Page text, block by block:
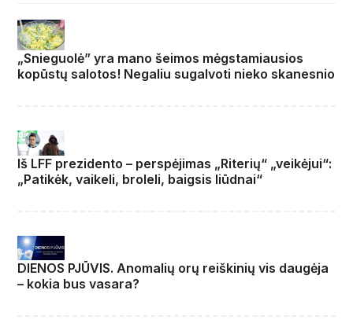
„Snieguolė” yra mano šeimos mėgstamiausios
kopūstų salotos! Negaliu sugalvoti nieko skanesnio
Iš LFF prezidento – perspėjimas „Riterių“ „veikėjui“:
„Patikėk, vaikeli, broleli, baigsis liūdnai“
DIENOS PJŪVIS. Anomalių orų reiškinių vis daugėja
– kokia bus vasara?